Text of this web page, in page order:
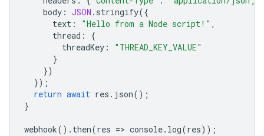
body : JSON . stringify({
text : "Hello from a Node script!" ,
thread :
{
threadKey :
"THREAD_KEY_VALUE"
}
})
});
return await res . json();
}
webhook(). then(res => console. log(res));